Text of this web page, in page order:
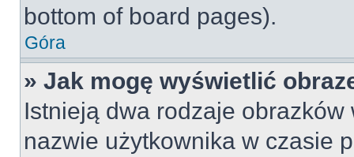
bottom of board pages).
Góra
» Jak mogę wyświetlić
Istnieją dwa rodzaje
nazwie użytkownika w czasie